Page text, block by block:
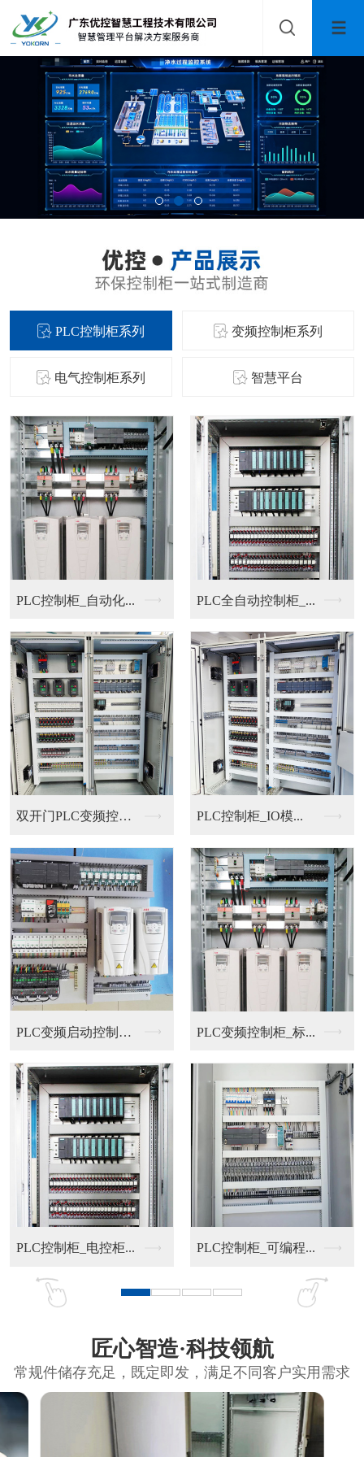
PLC控制柜系列 变频控制柜系列
电气控制柜系列 智慧平台
PLC控制柜_自动化... PLC全自动控制柜_...
双开门PLC变频控制... PLC控制柜_IO模...
PLC变频启动控制柜... PLC变频控制柜_标...
PLC控制柜_电控柜... PLC控制柜_可编程...
匠心智造·科技领航
常规件储存充足，既定即发，满足不同客户实用需求